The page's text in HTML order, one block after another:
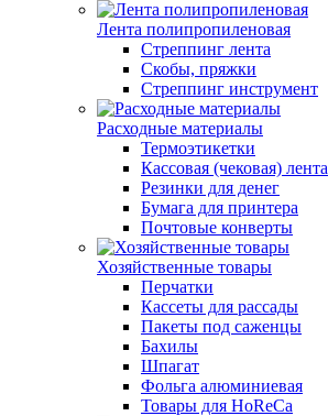
Лента полипропиленовая
Стреппинг лента
Скобы, пряжки
Стреппинг инструмент
Расходные материалы
Термоэтикетки
Кассовая (чековая) лента
Резинки для денег
Бумага для принтера
Почтовые конверты
Хозяйственные товары
Перчатки
Кассеты для рассады
Пакеты под саженцы
Бахилы
Шпагат
Фольга алюминиевая
Товары для HoReCa